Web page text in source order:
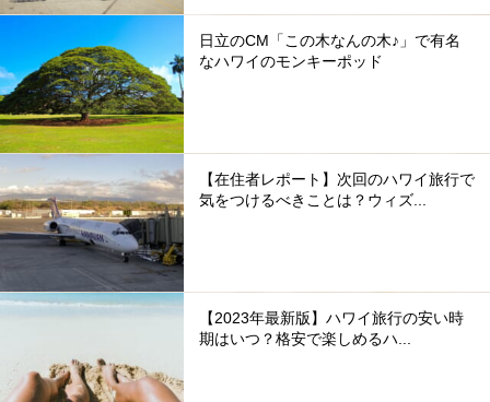
日立のCM「この木なんの木♪」で有名
なハワイのモンキーポッド
【在住者レポート】次回のハワイ旅行で
気をつけるべきことは？ウィズ...
【2023年最新版】ハワイ旅行の安い時
期はいつ？格安で楽しめるハ...